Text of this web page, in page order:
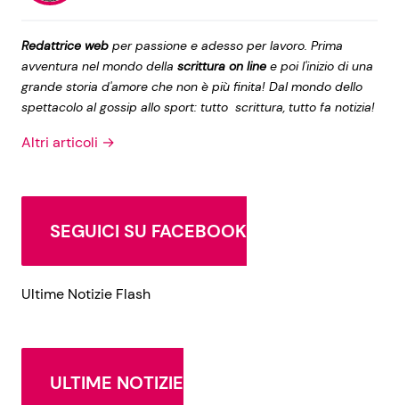
Redattrice web per passione e adesso per lavoro. Prima
avventura nel mondo della scrittura on line e poi l'inizio di una
grande storia d'amore che non è più finita! Dal mondo dello
spettacolo al gossip allo sport: tutto scrittura, tutto fa notizia!
Altri articoli →
SEGUICI SU FACEBOOK
Ultime Notizie Flash
ULTIME NOTIZIE